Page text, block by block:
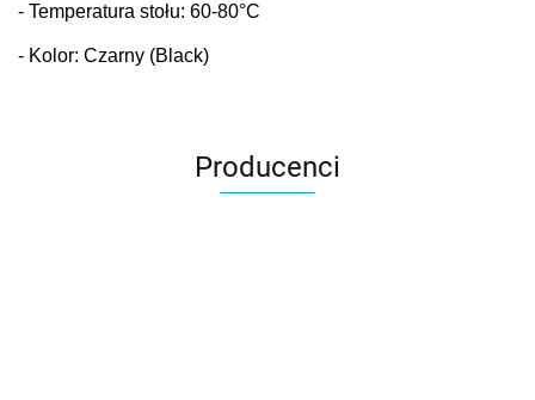
- Temperatura stołu: 60-80°C
- Kolor: Czarny (Black)
Producenci